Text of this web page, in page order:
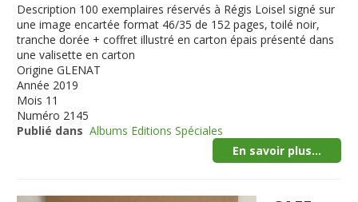
Description 100 exemplaires réservés à Régis Loisel signé sur
une image encartée format 46/35 de 152 pages, toilé noir,
tranche dorée + coffret illustré en carton épais présenté dans
une valisette en carton
Origine GLENAT
Année 2019
Mois 11
Numéro 2145
Publié dans Albums Editions Spéciales
En savoir plus...